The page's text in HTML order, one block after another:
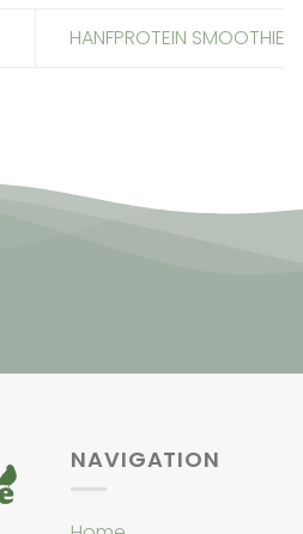
HANFPROTEIN SMOOTHIE
NAVIGATION